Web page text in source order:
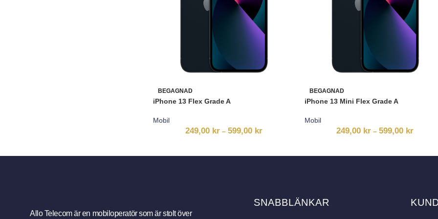
BEGAGNAD
iPhone 13 Flex Grade A
Mobil
249,00 kr – 599,00 kr
BEGAGNAD
iPhone 13 Mini Flex Grade A
Mobil
249,00 kr – 599,00 kr
Allo Telecom är en mobiloperatör som är stolt över
SNABBLÄNKAR